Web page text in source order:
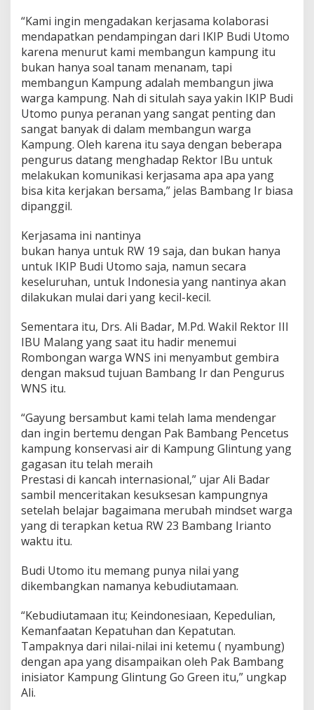
“Kami ingin mengadakan kerjasama kolaborasi
mendapatkan pendampingan dari IKIP Budi Utomo
karena menurut kami membangun kampung itu
bukan hanya soal tanam menanam, tapi
membangun Kampung adalah membangun jiwa
warga kampung. Nah di situlah saya yakin IKIP Budi
Utomo punya peranan yang sangat penting dan
sangat banyak di dalam membangun warga
Kampung. Oleh karena itu saya dengan beberapa
pengurus datang menghadap Rektor IBu untuk
melakukan komunikasi kerjasama apa apa yang
bisa kita kerjakan bersama,” jelas Bambang Ir biasa
dipanggil.
Kerjasama ini nantinya
bukan hanya untuk RW 19 saja, dan bukan hanya
untuk IKIP Budi Utomo saja, namun secara
keseluruhan, untuk Indonesia yang nantinya akan
dilakukan mulai dari yang kecil-kecil.
Sementara itu, Drs. Ali Badar, M.Pd. Wakil Rektor III
IBU Malang yang saat itu hadir menemui
Rombongan warga WNS ini menyambut gembira
dengan maksud tujuan Bambang Ir dan Pengurus
WNS itu.
“Gayung bersambut kami telah lama mendengar
dan ingin bertemu dengan Pak Bambang Pencetus
kampung konservasi air di Kampung Glintung yang
gagasan itu telah meraih
Prestasi di kancah internasional,” ujar Ali Badar
sambil menceritakan kesuksesan kampungnya
setelah belajar bagaimana merubah mindset warga
yang di terapkan ketua RW 23 Bambang Irianto
waktu itu.
Budi Utomo itu memang punya nilai yang
dikembangkan namanya kebudiutamaan.
“Kebudiutamaan itu; Keindonesiaan, Kepedulian,
Kemanfaatan Kepatuhan dan Kepatutan.
Tampaknya dari nilai-nilai ini ketemu ( nyambung)
dengan apa yang disampaikan oleh Pak Bambang
inisiator Kampung Glintung Go Green itu,” ungkap
Ali.